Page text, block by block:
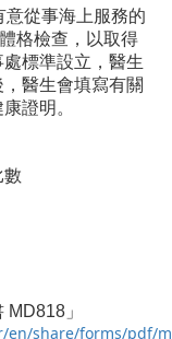
意從事海上服務的
格檢查，以取得
標準設立，醫生
醫生會填寫有關
證明。
MD818」
en/share/forms/pdf/